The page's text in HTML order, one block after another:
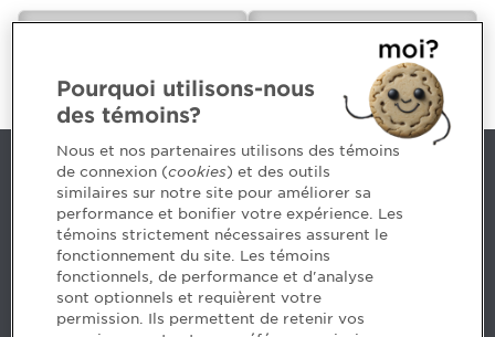
CPA
Nous joindre
514 788-1376 1 800 363-4688 [3033]
emploiCPA@cpaquebec.ca
5, Place Ville Marie, bureau 800, Montréal
(Québec)H3B 2G2
Pourquoi utilisons-nous
des témoins?
Nous et nos partenaires utilisons des témoins
de connexion (cookies) et des outils
similaires sur notre site pour améliorer sa
performance et bonifier votre expérience. Les
témoins strictement nécessaires assurent le
fonctionnement du site. Les témoins
fonctionnels, de performance et d'analyse
sont optionnels et requièrent votre
permission. Ils permettent de retenir vos